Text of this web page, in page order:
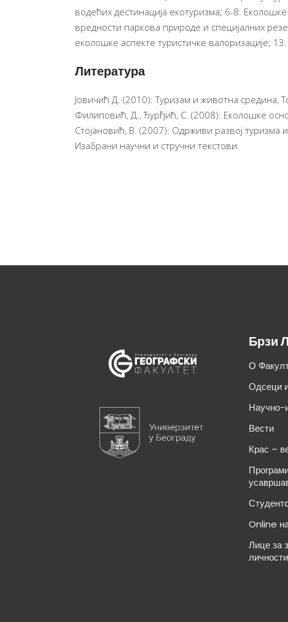
водећих дестинација екотуризма; 6-8.
вредности паркова природе и специјалних
еколошке аспекте туристичке валоризације;
Литература
Јовичић Д. (2010): Туризам и животна средина,
Филиповић, Д., Ђурђић, С. (2008): Еколошке
Стојановић, В. (2007): Одрживи развој
Изабрани научни и стручни текстови.
Брзи
О
Одсеци
Научно-
Вести
Крас –
Online
Лице за
личности